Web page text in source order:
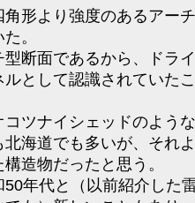
形より強度のあるアー
。
断面であるから、ドラ
として認識されていた
ツナイシェッドのよう
海道でも多いが、それ
造物だったと思う。
年代と（以前紹介した